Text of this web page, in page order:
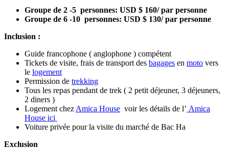
Groupe de 2 -5 personnes: USD $ 160/ par personne
Groupe de 6 -10 personnes: USD $ 130/ par personne
Inclusion :
Guide francophone ( anglophone ) compétent
Tickets de visite, frais de transport des bagages en moto vers
le logement
Permission de trekking
Tous les repas pendant de trek ( 2 petit déjeuner, 3 déjeuners,
2 diners )
Logement chez Amica House voir les détails de l’ Amica
House ici
Voiture privée pour la visite du marché de Bac Ha
Exclusion